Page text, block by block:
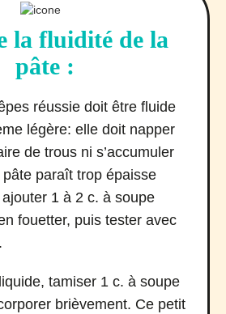
la fluidité de la
pâte :
réussie doit être fluide
légère: elle doit napper
de trous ni s’accumuler
paraît trop épaisse
1 à 2 c. à soupe
fouetter, puis tester avec
tamiser 1 c. à soupe
brièvement. Ce petit